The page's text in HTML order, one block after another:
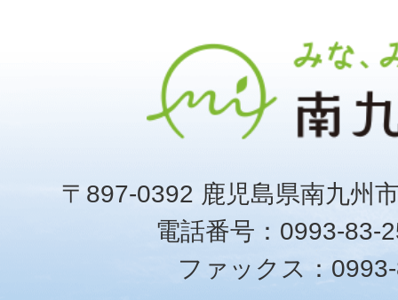
〒897-0392 鹿児島県南九州
電話番号：0993-83-
ファックス：